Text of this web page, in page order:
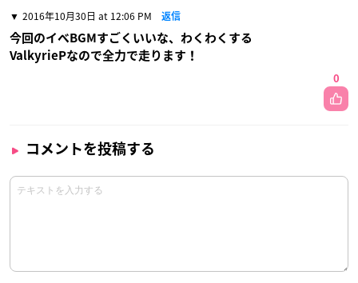
2016年10月30日 at 12:06 PM 返信
今回のイベBGMすごくいいな、わくわくする
ValkyriePなので全力で走ります！
0
コメントを投稿する